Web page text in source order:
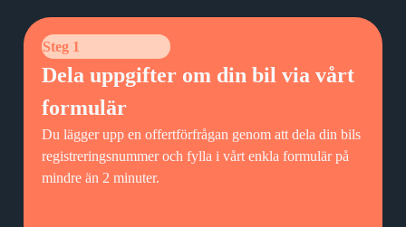
Steg 1
Dela uppgifter om din bil via vårt
formulär
Du lägger upp en offertförfrågan genom att dela din bils
registreringsnummer och fylla i vårt enkla formulär på
mindre än 2 minuter.